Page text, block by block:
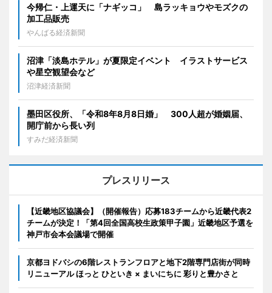
今帰仁・上運天に「ナギッコ」 島ラッキョウやモズクの
加工品販売
やんばる経済新聞
沼津「淡島ホテル」が夏限定イベント イラストサービス
や星空観望会など
沼津経済新聞
墨田区役所、「令和8年8月8日婚」 300人超が婚姻届、
開庁前から長い列
すみだ経済新聞
プレスリリース
【近畿地区協議会】（開催報告）応募183チームから近畿代表2
チームが決定！「第4回全国高校生政策甲子園」近畿地区予選を
神戸市会本会議場で開催
京都ヨドバシの6階レストランフロアと地下2階専門店街が同時
リニューアル ほっと ひといき × まいにちに 彩りと豊かさと